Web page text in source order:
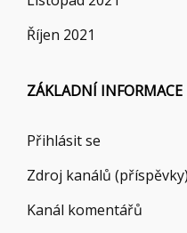
Říjen 2021
ZÁKLADNÍ INFORMACE
Přihlásit se
Zdroj kanálů (příspěvky)
Kanál komentářů